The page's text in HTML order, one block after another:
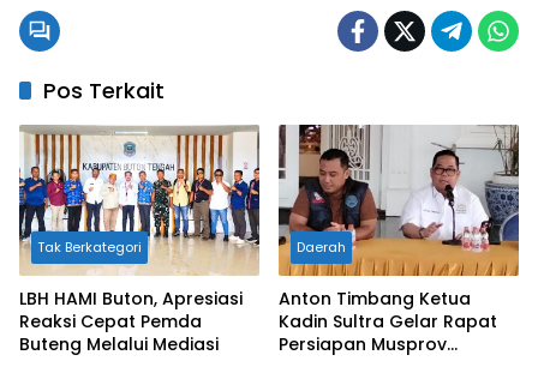
Pos Terkait
Tak Berkategori
LBH HAMI Buton, Apresiasi
Reaksi Cepat Pemda
Buteng Melalui Mediasi
Daerah
Anton Timbang Ketua
Kadin Sultra Gelar Rapat
Persiapan Musprov